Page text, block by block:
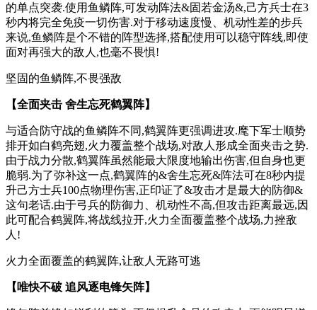
的单点突袭.使用鱼鳞阵,可发动阵法&固若金汤&,己方兵士在3
秒内将完全免疫一切伤害.对于移动速度慢、机动性差的步兵
来说,鱼鳞阵是个不错的阵型选择,搭配使用可以稳守阵线,即使
面对再强大的敌人,也毫不畏惧!
坚固的鱼鳞阵,不畏强敌
【全面夹击 舍生忘死鹤翼阵】
与适合防守战的鱼鳞阵不同,鹤翼阵更强调进攻.麾下军士顺势
排开如白鹤亮翅,火力覆盖整个战场,对敌人形成全面夹击之势.
由于战力分散,鹤翼阵虽然能最大限度地输出伤害,但自身也更
脆弱.为了弥补这一点,鹤翼阵的&舍生忘死&阵法可在8秒内提
升己方士兵100点物理伤害,正印证了&攻击才是最大的防御&
这句老话.由于弓兵的防御力、机动性不高,但攻击距离最远,因
此可配合鹤翼阵,将战线拉开,火力全面覆盖整个战场,力挫敌
人!
火力全面覆盖的鹤翼阵,让敌人无路可逃
【唯快不破 追风逐电锋矢阵】